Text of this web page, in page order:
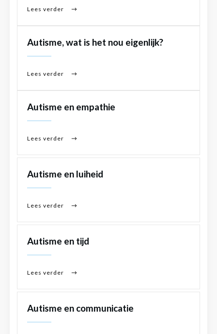
Lees verder
Autisme, wat is het nou eigenlijk?
Lees verder
Autisme en empathie
Lees verder
Autisme en luiheid
Lees verder
Autisme en tijd
Lees verder
Autisme en communicatie